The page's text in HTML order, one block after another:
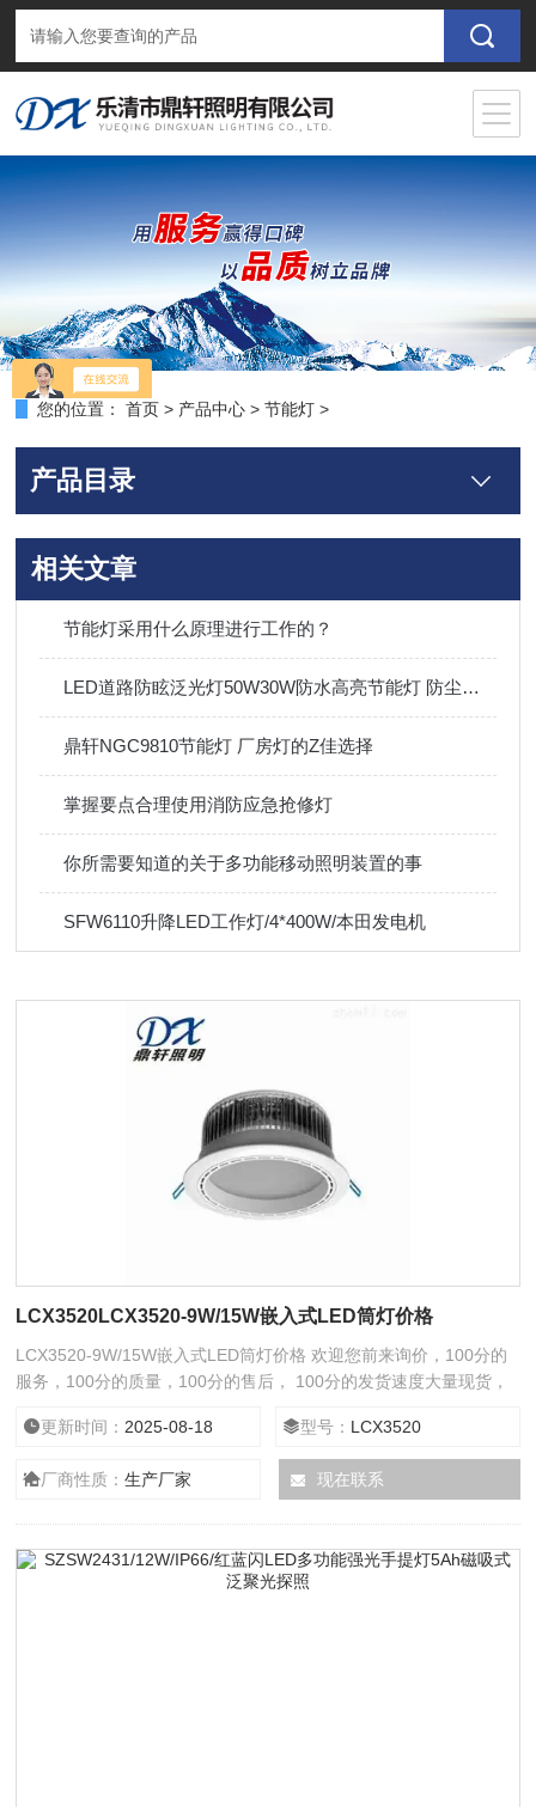
您的位置： 首页 > 产品中心 >节能灯 >
产品目录
相关文章
节能灯采用什么原理进行工作的？
LED道路防眩泛光灯50W30W防水高亮节能灯 防尘防腐高杆灯
鼎轩NGC9810节能灯 厂房灯的Z佳选择
掌握要点合理使用消防应急抢修灯
你所需要知道的关于多功能移动照明装置的事
SFW6110升降LED工作灯/4*400W/本田发电机
LCX3520LCX3520-9W/15W嵌入式LED筒灯价格
LCX3520-9W/15W嵌入式LED筒灯价格 欢迎您前来询价，100分的
服务，100分的质量，100分的售后， 100分的发货速度大量现货，
更新时间： 2025-08-18 型号： LCX3520
厂商性质：生产厂家 现在联系